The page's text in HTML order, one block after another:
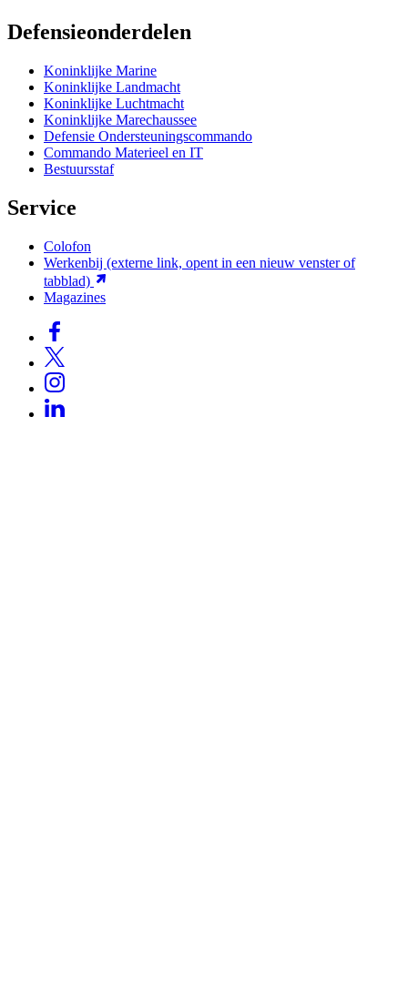
Defensieonderdelen
Koninklijke Marine
Koninklijke Landmacht
Koninklijke Luchtmacht
Koninklijke Marechaussee
Defensie Ondersteuningscommando
Commando Materieel en IT
Bestuursstaf
Service
Colofon
Werkenbij (externe link, opent in een nieuw venster of
tabblad)
Magazines